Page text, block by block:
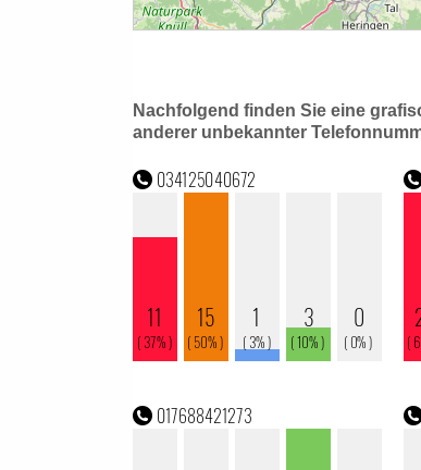
Nachfolgend finden Sie eine
anderer unbekannter